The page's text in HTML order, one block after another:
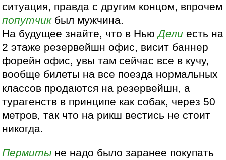
ситуация, правда с другим концом, впрочем
попутчикбыл мужчина.
На будущее знайте, что в НьюДели есть на
2 этаже резервейшн офис, висит баннер
форейн офис, увы там сейчас все в кучу,
вообще билеты на все поезда нормальных
классов продаются на резервейшн, а
турагенств в принципе как собак, через 50
метров, так что на рикш вестись не стоит
никогда.
Пермиты не надо было заранее покупать